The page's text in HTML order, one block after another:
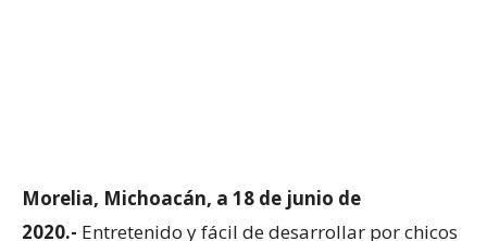
Morelia, Michoacán, a 18 de junio de
2020.- Entretenido y fácil de desarrollar por chicos